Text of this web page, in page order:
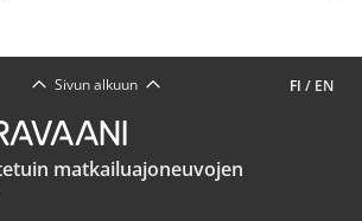
FI / EN
Sivun alkuun
matkailuajoneuvojen